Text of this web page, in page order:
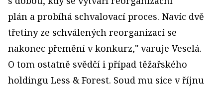
plán a probíhá schvalovací proces. Navíc dvě
třetiny ze schválených reorganizací se
nakonec přemění v konkurz," varuje Veselá.
O tom ostatně svědčí i případ těžařského
holdingu Less & Forest. Soud mu sice v říjnu